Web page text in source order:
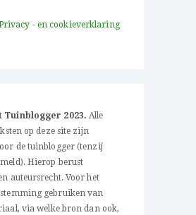
- en cookieverklaring
Tuinblogger 2023. Alle
op deze site zijn
de tuinblogger (tenzij
Hierop berust
auteursrecht. Voor het
gebruiken van
via welke bron dan ook,